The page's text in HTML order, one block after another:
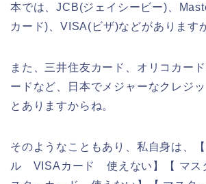
本では、JCB(ジェイシービー)、
カード)、VISA(ビザ)などがあります
また、三井住友カード、オリコカー
ードなど、日本でメジャーなクレジ
とありますからね。
そのようなこともあり、私自身は、
ル VISAカード 使えない】【 マス